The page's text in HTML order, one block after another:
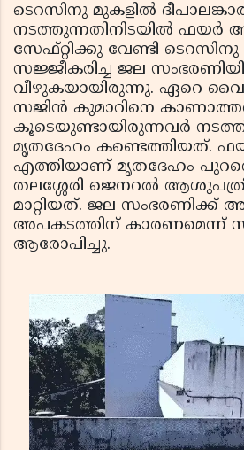
ടെറസിനു മുകളില്‍
നടത്തുന്നതിനിടയില്‍
സേഫ്റ്റിക്കു വേണ്ടി
സജ്ജീകരിച്ച ജല
വീഴുകയായിരുന്നു. ഏറെ
സജിന്‍ കുമാറിനെ
കൂടെയുണ്ടായിരുന്നവര്‍
മൃതദേഹം കണ്ടെത്തിയത്.
എത്തിയാണ് മൃതദേഹം
തലശ്ശേരി ജെനറല്‍
മാറ്റിയത്. ജല സംഭരണിക്ക്
അപകടത്തിന് കാരണമെന്ന്
ആരോപിച്ചു.